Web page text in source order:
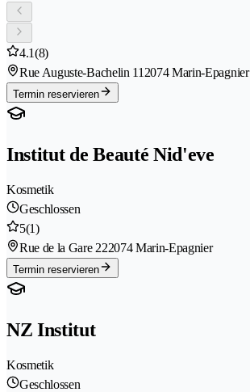
4.1(8)
Rue Auguste-Bachelin 11 2074 Marin-Epagnier
Termin reservieren
Institut de Beauté Nid'eve
Kosmetik
Geschlossen
5(1)
Rue de la Gare 222074 Marin-Epagnier
Termin reservieren
NZ Institut
Kosmetik
Geschlossen